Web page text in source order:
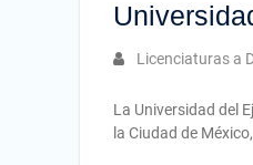
Licenciaturas a
La Universidad del
la Ciudad de